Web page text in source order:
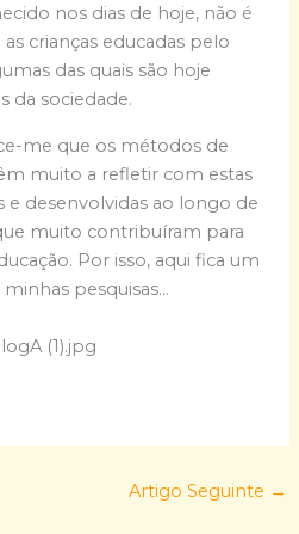
nos dias de hoje, não é
crianças educadas pelo
das quais são hoje
da sociedade.
me que os métodos de
muito a refletir com estas
e desenvolvidas ao longo de
muito contribuíram para
Por isso, aqui fica um
pesquisas…
Artigo Seguinte →